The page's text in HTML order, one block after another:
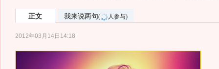
正文 我来说两句( 人参与)
2012年03月14日14:18